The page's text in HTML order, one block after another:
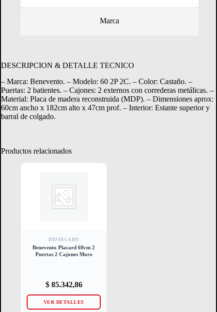
CONSULTAR MARGEN
Marca
DESCRIPCION & DETALLE TECNICO
– Marca: Benevento. – Modelo: 60 2P 2C. – Color: Castaño. –
Puertas: 2 batientes. – Cajones: 2 externos con correderas metálicas. –
Material: Placa de madera reconstruida (MDP). – Dimensiones aprox:
60cm ancho x 182cm alto x 47cm prof. – Interior: Estante superior y
barral de colgado.
Productos relacionados
DESTACADO
Benevento Placard 60cm 2
Puertas 2 Cajones Moro
$85.342,86
VER DETALLES